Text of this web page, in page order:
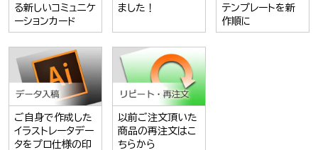
る新しいコミュニケ
ーションカード
ました！
テンプレートを新
作順に
ご自身で作成した
イラストレータデー
タをプロ仕様の印
以前ご注文頂いた
商品の再注文はこ
ちらから